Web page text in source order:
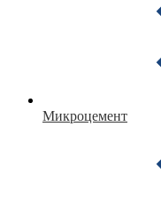
Микроцемент